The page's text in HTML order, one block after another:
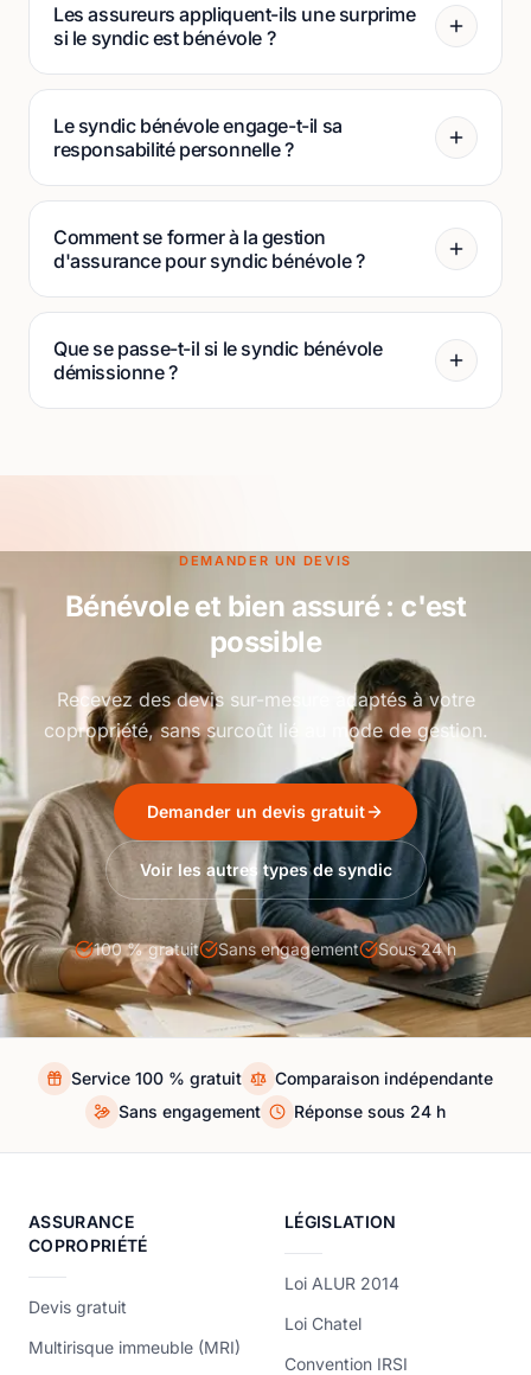
Les assureurs appliquent-ils une surprime
si le syndic est bénévole ?
Le syndic bénévole engage-t-il sa
responsabilité personnelle ?
Comment se former à la gestion
d'assurance pour syndic bénévole ?
Que se passe-t-il si le syndic bénévole
démissionne ?
DEMANDER UN DEVIS
Bénévole et bien assuré : c'est
possible
Recevez des devis sur-mesure adaptés à votre
copropriété, sans surcoût lié au mode de gestion.
Demander un devis gratuit
Voir les autres types de syndic
100 % gratuit Sans engagement Sous 24 h
Service 100 % gratuit
Comparaison indépendante
Sans engagement
Réponse sous 24 h
ASSURANCE
COPROPRIÉTÉ
Devis gratuit
Multirisque immeuble (MRI)
LÉGISLATION
Loi ALUR 2014
Loi Chatel
Convention IRSI